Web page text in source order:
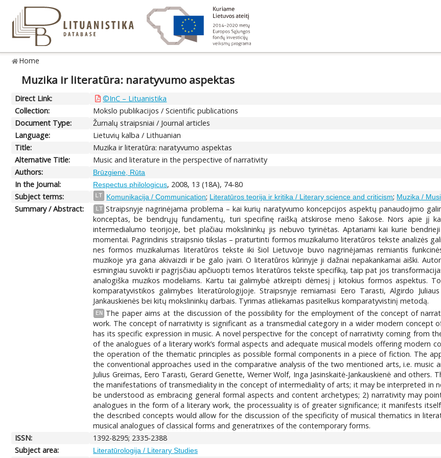
Home
Muzika ir literatūra: naratyvumo aspektas
Direct Link:
©InC – Lituanistika
Collection:
Mokslo publikacijos / Scientific publications
Document Type:
Žurnalų straipsniai / Journal articles
Language:
Lietuvių kalba / Lithuanian
Title:
Muzika ir literatūra: naratyvumo aspektas
Alternative Title:
Music and literature in the perspective of narrativity
Authors:
Brūzgienė, Rūta
In the Journal: Respectus philologicus, 2008, 13 (18A), 74-80
Subject terms:
LT Komunikacija / Communication; Literatūros teorija ir kritika / Literary science and criticism; Muzika /
Summary / Abstract: LT Straipsnyje nagrinėjama problema – kai kurių naratyvumo koncepcijos aspektų panaudojimo
konceptas, be bendrųjų fundamentų, turi specifinę raišką atskirose meno šakose. Nors apie jį
intermedialumo teorijoje, bet plačiau mokslininkų jis nebuvo tyrinėtas. Aptariami kai kurie
momentai. Pagrindinis straipsnio tikslas – praturtinti formos muzikalumo literatūros tekste analizės
nes formos muzikalumas literatūros tekste iki šiol Lietuvoje buvo nagrinėjamas remiantis
muzikoje yra gana akivaizdi ir be galo įvairi. O literatūros kūrinyje ji dažnai nepakankamai aiški.
esmingiau suvokti ir pagrįsčiau apčiuopti temos literatūros tekste specifiką, taip pat jos
analogiška muzikos modeliams. Kartu tai galimybė atkreipti dėmesį į kitokius formos aspektus.
komparatyvistikos galimybes literatūrologijoje. Straipsnyje remiamasi Eero Tarasti, Algirdo
Jankauskienės bei kitų mokslininkų darbais. Tyrimas atliekamas pasitelkus komparatyvistinį metodą.
EN
The paper aims at the discussion of the possibility for the employment of the concept of
work. The concept of narrativity is significant as a transmedial category in a wider modern concept
has its specific expression in music. A novel perspective for the concept of narrativity coming from
of the analogues of a literary work’s formal aspects and adequate musical models offering modern
the operation of the thematic principles as possible formal components in a piece of fiction. The
the conventional approaches used in the comparative analysis of the two mentioned arts, i.e.
Julius Greimas, Eero Tarasti, Gerard Genette, Werner Wolf, Inga Jasinskaitė-Jankauskienė and
the manifestations of transmediality in the concept of intermediality of arts; it may be interpreted in
be understood as embracing general formal aspects and content archetypes; 2) narrativity may
analogues in the form of a literary work, the processuality is of greater significance; it manifests
the described concepts would allow for the discussion of the specificity of musical thematics in
musical analogues of classical forms and generatrixes of the contemporary forms.
ISSN:
1392-8295; 2335-2388
Subject area:
Literatūrologija / Literary Studies